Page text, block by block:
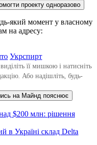
проекту одноразово
який момент у власному
на адресу:
Укрспирт
її мишкою і натисніть
Або надішліть, будь-
на Майнд пояснює
$200 млн: рішення
в Україні склад Delta